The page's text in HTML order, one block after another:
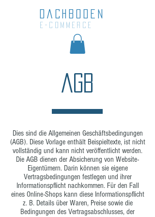
DACHBODEN
e-commerce
AGB
Dies sind die Allgemeinen Geschäftsbedingungen
(AGB). Diese Vorlage enthält Beispieltexte, ist nicht
vollständig und kann nicht veröffentlicht werden.
Die AGB dienen der Absicherung von Website-
Eigentümern. Darin können sie eigene
Vertragsbedingungen festlegen und ihrer
Informationspflicht nachkommen. Für den Fall
eines Online-Shops kann diese Informationspflicht
z. B. Details über Waren, Preise sowie die
Bedingungen des Vertragsabschlusses, der